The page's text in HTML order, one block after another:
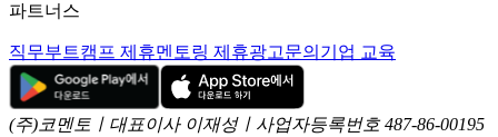
파트너스
직무부트캠프 제휴멘토링 제휴광고문의 기업 교육
(주)코멘토ㅣ대표이사 이재성ㅣ사업자등록번호 487-86-00195